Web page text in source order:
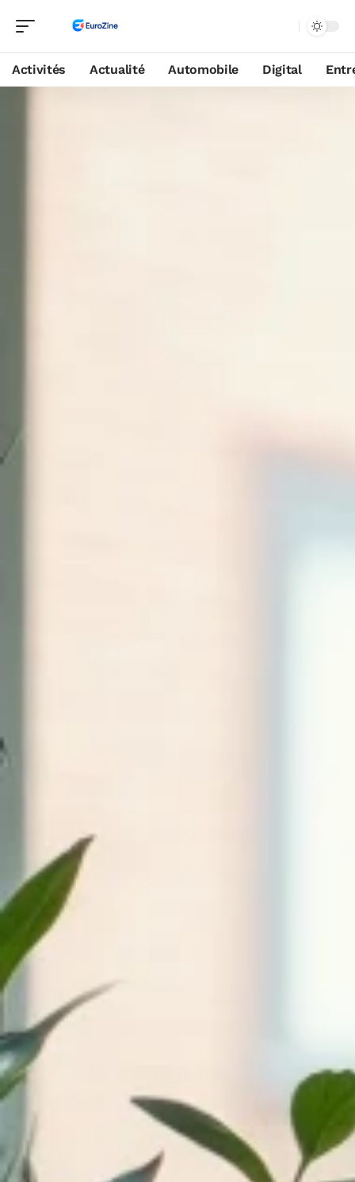
Activités Actualité Automobile Digital